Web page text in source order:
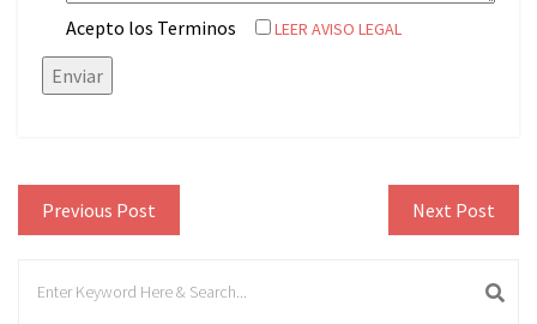
Acepto los Terminos LEER AVISO LEGAL
Previous Post Next Post